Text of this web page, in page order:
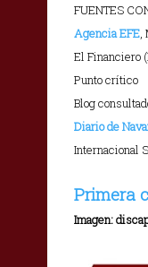
FUENTES
Agencia EFE,
El Financiero
Punto crítico
Blog
Diario de
Internacional
Primera
Imagen: